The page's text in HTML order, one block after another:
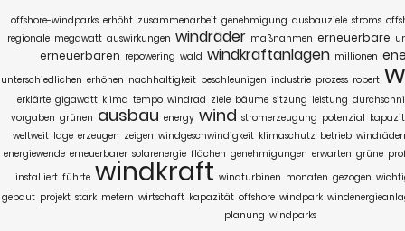
offshore-windparks erhöht zusammenarbeit genehmigung ausbauziele stroms
regionale megawatt auswirkungen windräder maßnahmen erneuerbare
erneuerbaren repowering wald windkraftanlagen millionen
unterschiedlichen erhöhen nachhaltigkeit beschleunigen industrie prozess robert
erklärte gigawatt klima tempo windrad ziele bäume sitzung leistung
vorgaben grünen ausbau energy wind stromerzeugung potenzial
weltweit lage erzeugen zeigen windgeschwindigkeit klimaschutz betrieb
energiewende erneuerbarer solarenergie flächen genehmigungen erwarten grüne
installiert führte windkraft windturbinen monaten gezogen
gebaut projekt stark metern wirtschaft kapazität offshore windpark
planung windparks